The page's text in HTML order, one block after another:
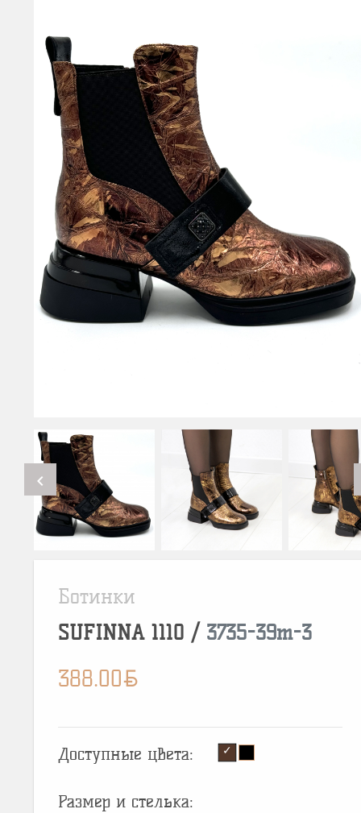
chevron_left
Ботинки
SUFINNA 1110 / 3735-39m-3
388.00BYN
Доступные цвета:
Размер и стелька: